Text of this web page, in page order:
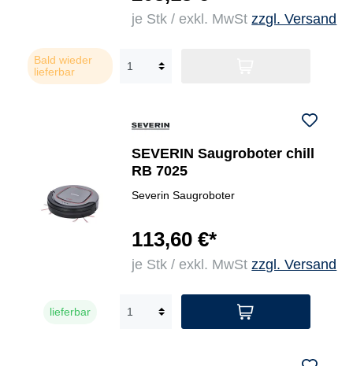
je Stk / exkl. MwStzzgl. Versand
Bald wieder
lieferbar
SEVERIN Saugroboter chill
RB 7025
Severin Saugroboter
113,60 €*
je Stk / exkl. MwStzzgl. Versand
lieferbar